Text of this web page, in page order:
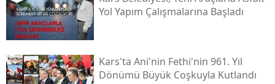
Niğde
Sakarya
Yol Yapım Çalışmalarına Başladı
Kars'ta Ani'nin Fethi'nin 961. Yıl
Dönümü Büyük Coşkuyla Kutlandı